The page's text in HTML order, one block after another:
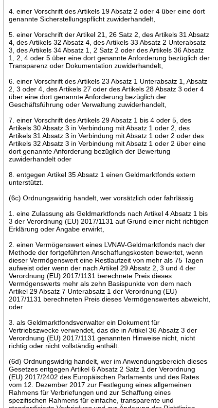
4. einer Vorschrift des Artikels 19 Absatz 2 oder 4 über eine dort
genannte Sicherstellungspflicht zuwiderhandelt,
5. einer Vorschrift der Artikel 21, 26 Satz 2, des Artikels 31 Absatz
4, des Artikels 32 Absatz 4, des Artikels 33 Absatz 2 Unterabsatz
3, des Artikels 34 Absatz 1, 2 Satz 2 oder des Artikels 36 Absatz
1, 2, 4 oder 5 über eine dort genannte Anforderung bezüglich der
Transparenz oder Dokumentation zuwiderhandelt,
6. einer Vorschrift des Artikels 23 Absatz 1 Unterabsatz 1, Absatz
2, 3 oder 4, des Artikels 27 oder des Artikels 28 Absatz 3 oder 4
über eine dort genannte Anforderung bezüglich der
Geschäftsführung oder Verwaltung zuwiderhandelt,
7. einer Vorschrift des Artikels 29 Absatz 1 bis 4 oder 5, des
Artikels 30 Absatz 3 in Verbindung mit Absatz 1 oder 2, des
Artikels 31 Absatz 3 in Verbindung mit Absatz 1 oder 2 oder des
Artikels 32 Absatz 3 in Verbindung mit Absatz 1 oder 2 über eine
dort genannte Anforderung bezüglich der Bewertung
zuwiderhandelt oder
8. entgegen Artikel 35 Absatz 1 einen Geldmarktfonds extern
unterstützt.
(6c) Ordnungswidrig handelt, wer vorsätzlich oder fahrlässig
1. eine Zulassung als Geldmarktfonds nach Artikel 4 Absatz 1 bis
3 der Verordnung (EU) 2017/1131 auf Grund einer nicht richtigen
Erklärung oder Angabe erwirkt,
2. einen Vermögenswert eines LVNAV-Geldmarktfonds nach der
Methode der fortgeführten Anschaffungskosten bewertet, wenn
dieser Vermögenswert eine Restlaufzeit von mehr als 75 Tagen
aufweist oder wenn der nach Artikel 29 Absatz 2, 3 und 4 der
Verordnung (EU) 2017/1131 berechnete Preis dieses
Vermögenswerts mehr als zehn Basispunkte von dem nach
Artikel 29 Absatz 7 Unterabsatz 1 der Verordnung (EU)
2017/1131 berechneten Preis dieses Vermögenswertes abweicht,
oder
3. als Geldmarktfondsverwalter ein Dokument für
Vertriebszwecke verwendet, das die in Artikel 36 Absatz 3 der
Verordnung (EU) 2017/1131 genannten Hinweise nicht, nicht
richtig oder nicht vollständig enthält.
(6d) Ordnungswidrig handelt, wer im Anwendungsbereich dieses
Gesetzes entgegen Artikel 6 Absatz 2 Satz 1 der Verordnung
(EU) 2017/2402 des Europäischen Parlaments und des Rates
vom 12. Dezember 2017 zur Festlegung eines allgemeinen
Rahmens für Verbriefungen und zur Schaffung eines
spezifischen Rahmens für einfache, transparente und